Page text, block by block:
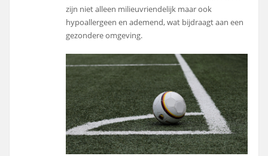
zijn niet alleen milieuvriendelijk maar ook
hypoallergeen en ademend, wat bijdraagt aan een
gezondere omgeving.